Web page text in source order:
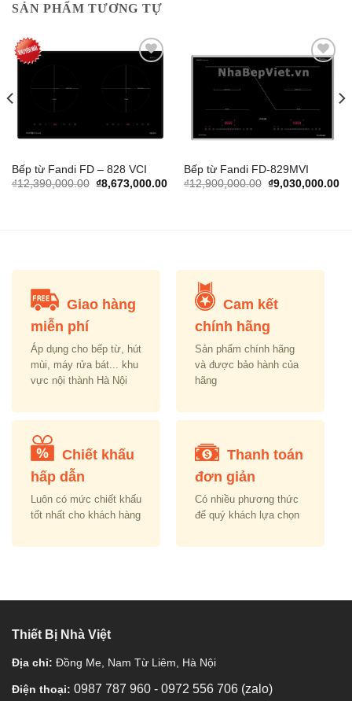
SẢN PHẨM TƯƠNG TỰ
Bếp từ Fandi FD – 828 VCI
₫12,390,000.00 Original
₫8,673,000.00Current
Add to
Bếp từ Fandi FD-829MVI
₫12,900,000.00 Original
₫9,030,000.00
Giao hàng
miễn phí
Áp dụng cho bếp từ, hút
mùi, máy rửa bát... khu
vực nội thành Hà Nội
Cam kết
chính hãng
Sản phẩm chính hãng
và được bảo hành của
hãng
Chiết khấu
hấp dẫn
Luôn có mức chiết khấu
tốt nhất cho khách hàng
Thanh toán
đơn giản
Có nhiều phương thức
để quý khách lựa chọn
Thiết Bị Nhà Việt
Địa chỉ: Đồng Me, Nam Từ Liêm, Hà Nội
Điện thoại: 0987 787 960 - 0972 556 706 (zalo)